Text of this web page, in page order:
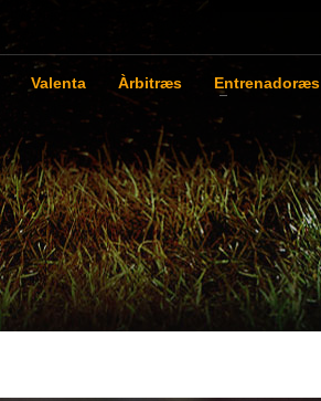
Valenta Àrbitræs Entrenadoræs